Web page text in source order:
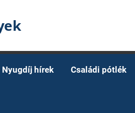
Nyugdíj hírek Családi pótlék